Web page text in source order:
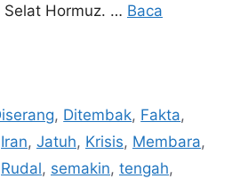
Hormuz. … Baca
, Ditembak, Fakta,
Iran, Jatuh, Krisis, Membara,
Rudal, semakin, tengah,